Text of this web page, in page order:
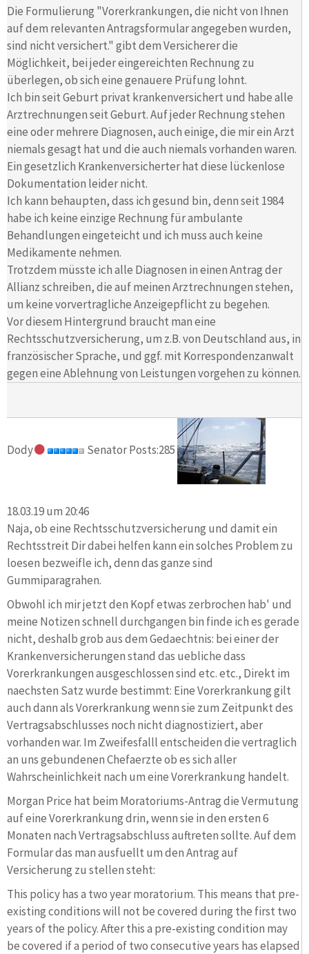
Die Formulierung "Vorerkrankungen, die nicht von Ihnen
auf dem relevanten Antragsformular angegeben wurden,
sind nicht versichert." gibt dem Versicherer die
Möglichkeit, bei jeder eingereichten Rechnung zu
überlegen, ob sich eine genauere Prüfung lohnt.
Ich bin seit Geburt privat krankenversichert und habe alle
Arztrechnungen seit Geburt. Auf jeder Rechnung stehen
eine oder mehrere Diagnosen, auch einige, die mir ein Arzt
niemals gesagt hat und die auch niemals vorhanden waren.
Ein gesetzlich Krankenversicherter hat diese lückenlose
Dokumentation leider nicht.
Ich kann behaupten, dass ich gesund bin, denn seit 1984
habe ich keine einzige Rechnung für ambulante
Behandlungen eingeteicht und ich muss auch keine
Medikamente nehmen.
Trotzdem müsste ich alle Diagnosen in einen Antrag der
Allianz schreiben, die auf meinen Arztrechnungen stehen,
um keine vorvertragliche Anzeigepflicht zu begehen.
Vor diesem Hintergrund braucht man eine
Rechtsschutzversicherung, um z.B. von Deutschland aus, in
französischer Sprache, und ggf. mit Korrespondenzanwalt
gegen eine Ablehnung von Leistungen vorgehen zu können.
Dody Senator Posts:285
18.03.19 um 20:46
Naja, ob eine Rechtsschutzversicherung und damit ein
Rechtsstreit Dir dabei helfen kann ein solches Problem zu
loesen bezweifle ich, denn das ganze sind
Gummiparagrahen.
Obwohl ich mir jetzt den Kopf etwas zerbrochen hab' und
meine Notizen schnell durchgangen bin finde ich es gerade
nicht, deshalb grob aus dem Gedaechtnis: bei einer der
Krankenversicherungen stand das uebliche dass
Vorerkrankungen ausgeschlossen sind etc. etc., Direkt im
naechsten Satz wurde bestimmt: Eine Vorerkrankung gilt
auch dann als Vorerkrankung wenn sie zum Zeitpunkt des
Vertragsabschlusses noch nicht diagnostiziert, aber
vorhanden war. Im Zweifesfalll entscheiden die vertraglich
an uns gebundenen Chefaerzte ob es sich aller
Wahrscheinlichkeit nach um eine Vorerkrankung handelt.
Morgan Price hat beim Moratoriums-Antrag die Vermutung
auf eine Vorerkrankung drin, wenn sie in den ersten 6
Monaten nach Vertragsabschluss auftreten sollte. Auf dem
Formular das man ausfuellt um den Antrag auf
Versicherung zu stellen steht:
This policy has a two year moratorium. This means that pre-
existing conditions will not be covered during the first two
years of the policy. After this a pre-existing condition may
be covered if a period of two consecutive years has elapsed